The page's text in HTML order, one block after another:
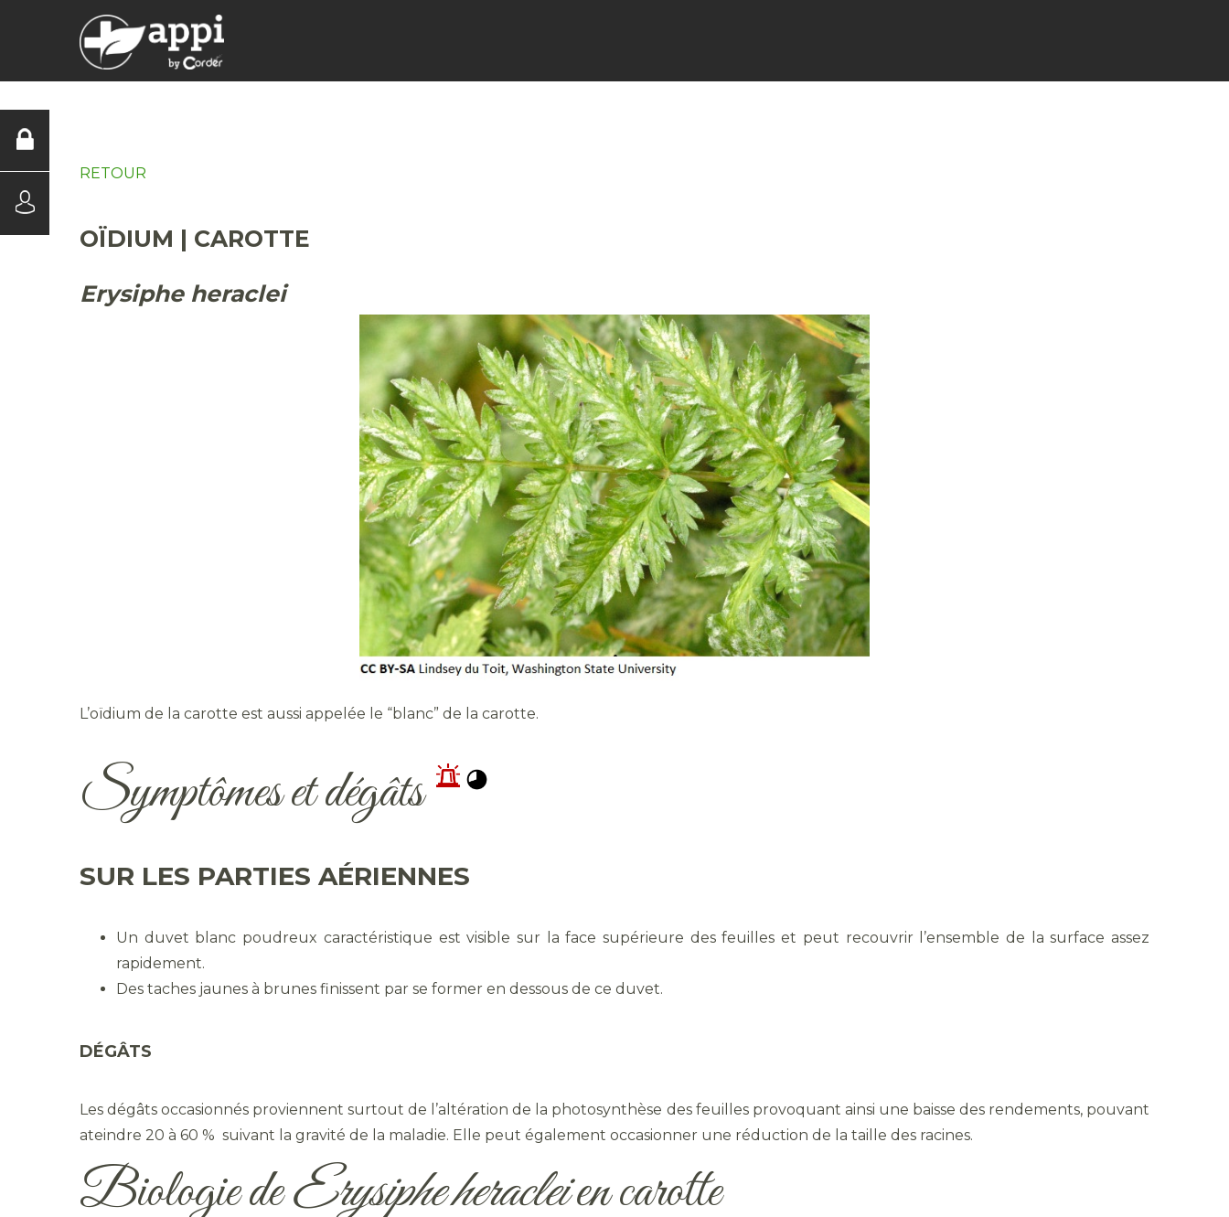
RETOUR
OÏDIUM | CAROTTE
Erysiphe heraclei
L’oïdium de la carotte est aussi appelée le “blanc” de la carotte.
Symptômes et dégâts
SUR LES PARTIES AÉRIENNES
Un duvet blanc poudreux caractéristique est visible sur la face supérieure des feuilles et peut recouvrir l’ensemble de la surface assez
rapidement.
Des taches jaunes à brunes finissent par se former en dessous de ce duvet.
DÉGÂTS
Les dégâts occasionnés proviennent surtout de l’altération de la photosynthèse des feuilles provoquant ainsi une baisse des rendements, pouvant
ateindre 20 à 60 % suivant la gravité de la maladie. Elle peut également occasionner une réduction de la taille des racines.
Biologie deErysiphe heracleien carotte